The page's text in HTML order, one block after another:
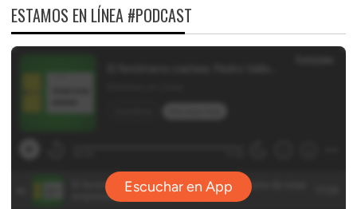
ESTAMOS EN LÍNEA #PODCAST